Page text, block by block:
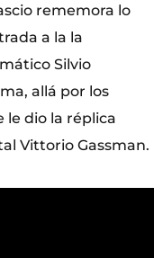
rememora lo
a la la
Silvio
allá por los
le dio la réplica
Vittorio Gassman.